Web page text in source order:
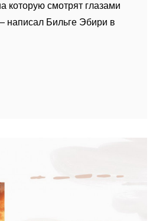
которую смотрят глазами
написал Бильге Эбири в